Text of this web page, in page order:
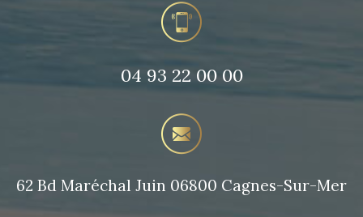
04 93 22 00 00
62 Bd Maréchal Juin 06800 Cagnes-Sur-Mer